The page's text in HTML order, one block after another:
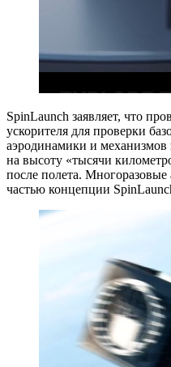
SpinLaunch заявляет, что
ускорителя для проверки
аэродинамики и механизмов
на высоту «тысячи
после полета.
частью концепции